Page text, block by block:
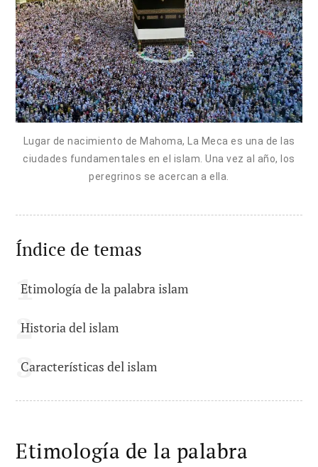
Lugar de nacimiento de Mahoma, La Meca es una de las
ciudades fundamentales en el islam. Una vez al año, los
peregrinos se acercan a ella.
Índice de temas
Etimología de la palabra islam
Historia del islam
Características del islam
Etimología de la palabra